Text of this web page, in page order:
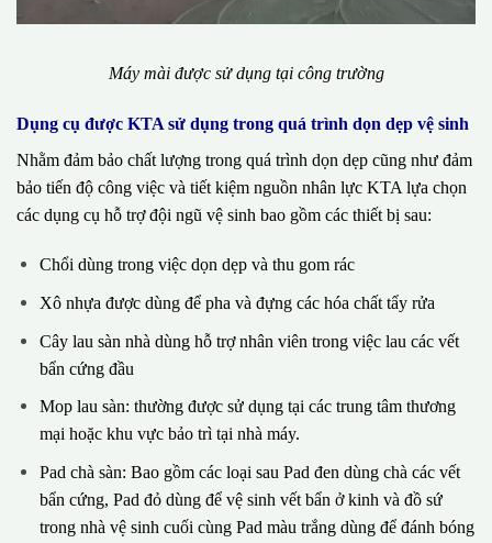
Máy mài được sử dụng tại công trường
Dụng cụ được KTA sử dụng trong quá trình dọn dẹp vệ sinh
Nhằm đảm bảo chất lượng trong quá trình dọn dẹp cũng như đảm
bảo tiến độ công việc và tiết kiệm nguồn nhân lực KTA lựa chọn
các dụng cụ hỗ trợ đội ngũ vệ sinh bao gồm các thiết bị sau:
Chổi dùng trong việc dọn dẹp và thu gom rác
Xô nhựa được dùng để pha và đựng các hóa chất tẩy rửa
Cây lau sàn nhà dùng hỗ trợ nhân viên trong việc lau các vết
bẩn cứng đầu
Mop lau sàn: thường được sử dụng tại các trung tâm thương
mại hoặc khu vực bảo trì tại nhà máy.
Pad chà sàn: Bao gồm các loại sau Pad đen dùng chà các vết
bẩn cứng, Pad đỏ dùng để vệ sinh vết bẩn ở kinh và đồ sứ
trong nhà vệ sinh cuối cùng Pad màu trắng dùng để đánh bóng